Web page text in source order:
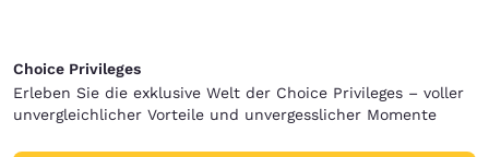
Choice Privileges
Erleben Sie die exklusive Welt der Choice Privileges – voller
unvergleichlicher Vorteile und unvergesslicher Momente